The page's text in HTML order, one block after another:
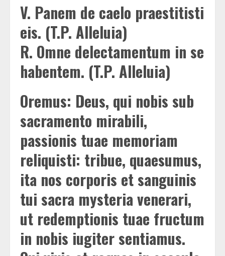
V. Panem de caelo praestitisti
eis. (T.P. Alleluia)
R. Omne delectamentum in se
habentem. (T.P. Alleluia)
Oremus: Deus, qui nobis sub
sacramento mirabili,
passionis tuae memoriam
reliquisti: tribue, quaesumus,
ita nos corporis et sanguinis
tui sacra mysteria venerari,
ut redemptionis tuae fructum
in nobis iugiter sentiamus.